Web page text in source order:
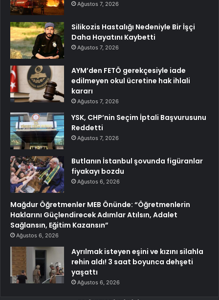
Ağustos 7, 2026
Silikozis Hastalığı Nedeniyle Bir İşçi
Daha Hayatını Kaybetti
Ağustos 7, 2026
AYM’den FETÖ gerekçesiyle iade
edilmeyen okul ücretine hak ihlali
kararı
Ağustos 7, 2026
YSK, CHP’nin Seçim İptali Başvurusunu
Reddetti
Ağustos 7, 2026
Butlanın İstanbul şovunda figüranlar
fiyakayı bozdu
Ağustos 6, 2026
Mağdur Öğretmenler MEB Önünde: “Öğretmenlerin
Haklarını Güçlendirecek Adımlar Atılsın, Adalet
Sağlansın, Eğitim Kazansın”
Ağustos 6, 2026
Ayrılmak isteyen eşini ve kızını silahla
rehin aldı! 3 saat boyunca dehşeti
yaşattı
Ağustos 6, 2026